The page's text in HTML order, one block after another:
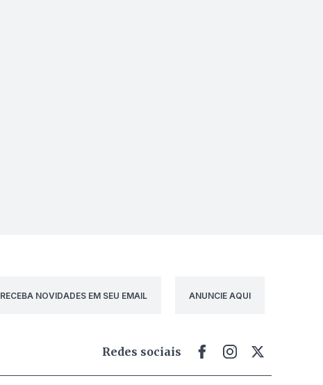
RECEBA NOVIDADES EM SEU EMAIL ANUNCIE AQUI
Redes sociais